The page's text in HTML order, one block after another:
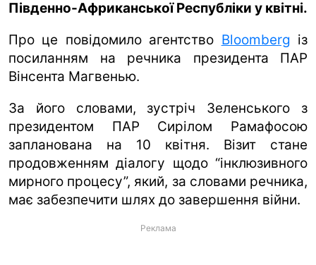
Південно-Африканської Республіки у квітні.
Про це повідомило агентство Bloomberg із
посиланням на речника президента ПАР
Вінсента Магвенью.
За його словами, зустріч Зеленського з
президентом ПАР Сирілом Рамафосою
запланована на 10 квітня. Візит стане
продовженням діалогу щодо “інклюзивного
мирного процесу”, який, за словами речника,
має забезпечити шлях до завершення війни.
Реклама